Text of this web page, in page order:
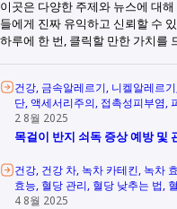
이곳은 다양한 주제와 뉴스에 대
들에게 진짜 유익하고 신뢰할 수
하루에 한 번, 클릭할 만한 가치를
건강 금속알레르기 니켈알레르기
단 액세서리주의 접촉성피부염
2 8월 2025
목걸이 반지 쇠독 증상 예방 및
건강 건강 차 녹차 카테킨 녹차
효능 혈당 관리 혈당 낮추는 법
4 8월 2025